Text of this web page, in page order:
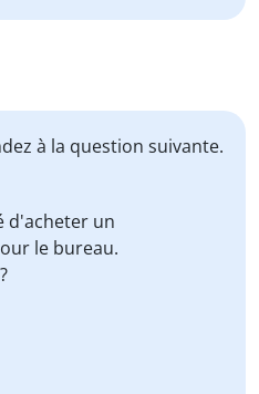
à la question suivante.
d'acheter un
le bureau.